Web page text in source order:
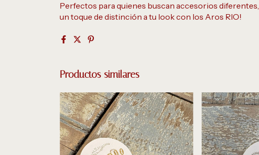
Perfectos para quienes buscan accesorios diferentes,
un toque de distinción a tu look con los Aros RIO!
Productos similares